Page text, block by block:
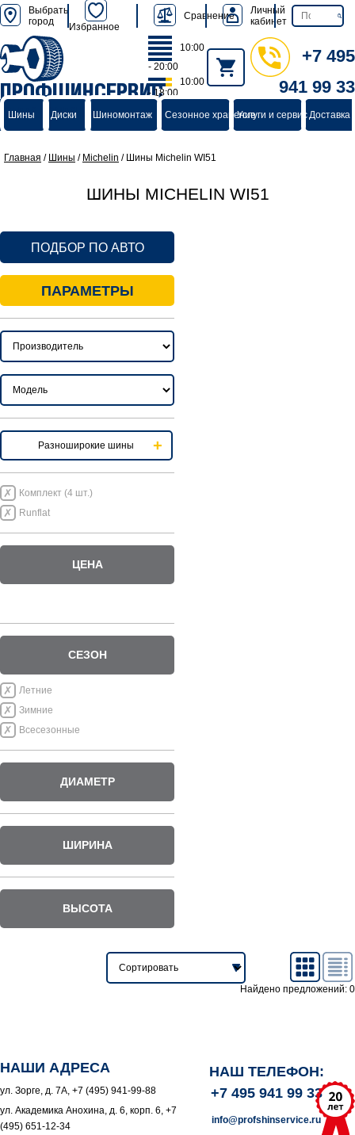
Выбрать
город
Избранное
Сравнение
Личный
кабинет
ПРОФШИНСЕРВИС
группа компаний
10:00
- 20:00
10:00
- 18:00
+7 495
941 99 33
Шины Диски Шиномонтаж Сезонное хранениеУслуги и сервисДоставка
Главная / Шины / Michelin / Шины Michelin WI51
ШИНЫ MICHELIN WI51
ПОДБОР ПО АВТО
ПАРАМЕТРЫ
Разноширокие шины
Комплект (4 шт.)
Runflat
ЦЕНА
СЕЗОН
Летние
Зимние
Всесезонные
ДИАМЕТР
ШИРИНА
ВЫСОТА
Найдено предложений: 0
НАШИ АДРЕСА
ул. Зорге, д. 7А, +7 (495) 941-99-88
ул. Академика Анохина, д. 6, корп. 6, +7
(495) 651-12-34
НАШ ТЕЛЕФОН:
+7 495 941 99 33
info@profshinservice.ru